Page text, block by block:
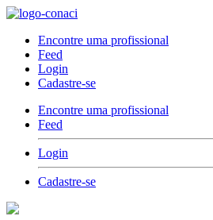
Encontre uma profissional
Feed
Login
Cadastre-se
Encontre uma profissional
Feed
Login
Cadastre-se